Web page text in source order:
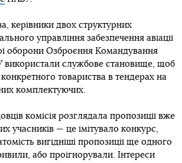
керівники двох структурних
управління забезпечення авіації
оборони Озброєння Командування
використали службове становище, щоб
товариства в тендерах на
комплектуючих.
комісія розглядала пропозиції вже
учасників — це імітувало конкурс,
вигідніші пропозиції ще одного
або проігнорували. Інтереси